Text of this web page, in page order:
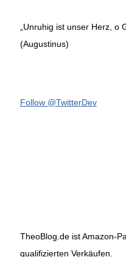
„Unruhig ist unser Herz, o
(Augustinus)
Follow @TwitterDev
TheoBlog.de ist Amazon-
qualifizierten Verkäufen.